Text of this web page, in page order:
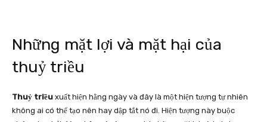
Những mặt lợi và mặt hại của
thuỷ triều
Thuỷ triều xuất hiện hằng ngày và đây là một hiện tượng tự nhiên
không ai có thể tạo nên hay dập tắt nó đi. Hiện tượng này buộc